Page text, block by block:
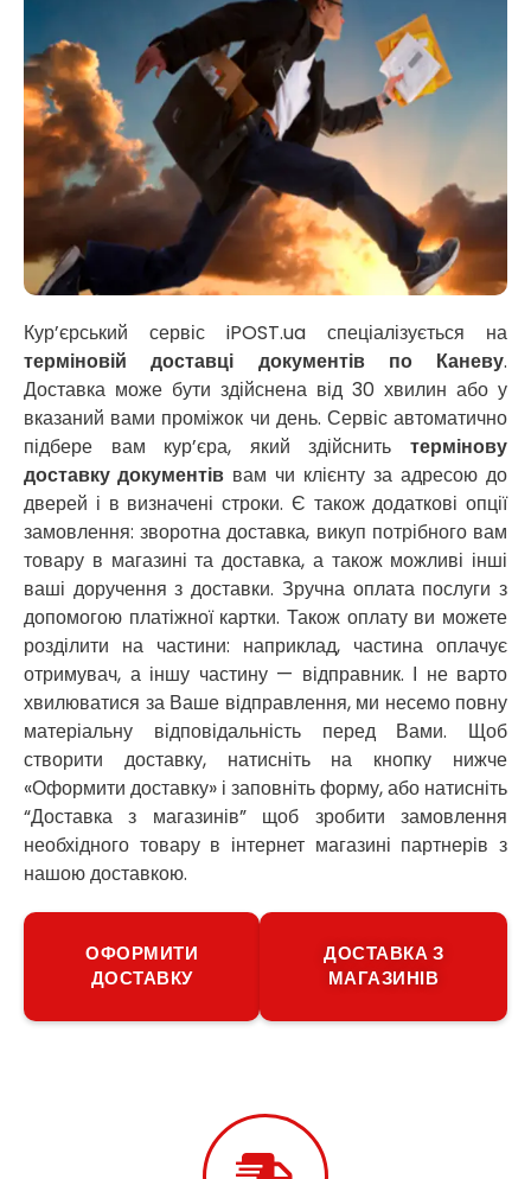
Сільпо доставка
Варус доставка
Ашан доставка
Кур’єрський сервіс iPOST.ua спеціалізується на
терміновій доставці документів по Каневу.
Доставка може бути здійснена від 30 хвилин або у
вказаний вами проміжок чи день. Сервіс автоматично
підбере вам кур’єра, який здійснить термінову
доставку документів вам чи клієнту за адресою до
дверей і в визначені строки. Є також додаткові опції
замовлення: зворотна доставка, викуп потрібного вам
товару в магазині та доставка, а також можливі інші
ваші доручення з доставки. Зручна оплата послуги з
допомогою платіжної картки. Також оплату ви можете
розділити на частини: наприклад, частина оплачує
отримувач, а іншу частину — відправник. І не варто
хвилюватися за Ваше відправлення, ми несемо повну
матеріальну відповідальність перед Вами. Щоб
створити доставку, натисніть на кнопку нижче
«Оформити доставку» і заповніть форму, або натисніть
“Доставка з магазинів” щоб зробити замовлення
необхідного товару в інтернет магазині партнерів з
нашою доставкою.
ОФОРМИТИ
ДОСТАВКУ
ДОСТАВКА З
МАГАЗИНІВ
Марганець
Миргород
Мукачево
Нетішин
Ніжин
Микитинці
Миколаїв
Нікополь
Новоолександрівка
Новомосковськ
Новосілки
Нововолинськ
Обухів
Обухівка
Одеса
Острог
Павлоград
Переяслав
Первомайськ
Пісочин
Петриків
Петропавлівська Борщагівка
Підгородне
Погреби
Покров
Полтава
Прилуки
Путивль
П’ятихатки
Роздільна
Рені
Ромни
Самбір